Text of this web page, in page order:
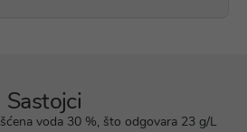
Sastojci
voda 30 %, što odgovara 23 g/L